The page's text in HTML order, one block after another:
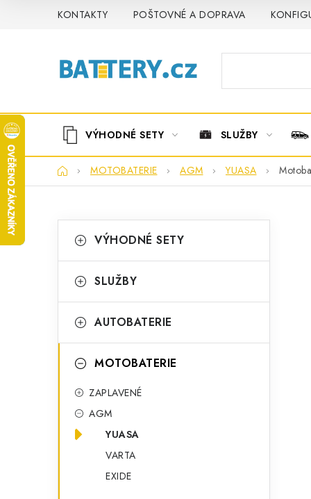
KONTAKTY POŠTOVNÉ A DOPRAVA
VÝHODNÉ SETY SLUŽBY
DomůMOTOBATERIE AGM YUASA
o
t
r
kategorie
a
e
o
VÝHODNÉ SETY
SLUŽBY
AUTOBATERIE
MOTOBATERIE
ZAPLAVENÉ
AGM
YUASA
VARTA
EXIDE